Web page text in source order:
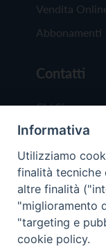
Vendita
Abbonamenti
Contatti
Chi Siamo
Redazione
Scrivici
Copyright ©
Informativa
Utilizziamo
finalità tecniche
altre finalità
"miglioramento
"targeting e
cookie policy.